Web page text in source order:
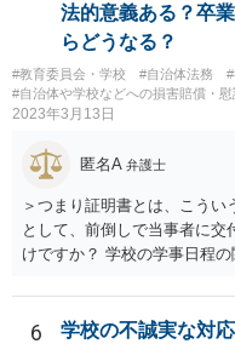
法的意義ある？卒
らどうなる？
#教育委員会・学校 #自治体法務
#自治体や学校などへの損害賠償・
2023年3月13日
匿名A 弁護士
＞つまり証明書とは、こう
として、前倒しで当事者に交
けですか？ 学校の学事日程
でしょう。 両者をそろえる
自体は各学校によって慣例
離脱日も、学校によって異
6 学校の不誠実な対